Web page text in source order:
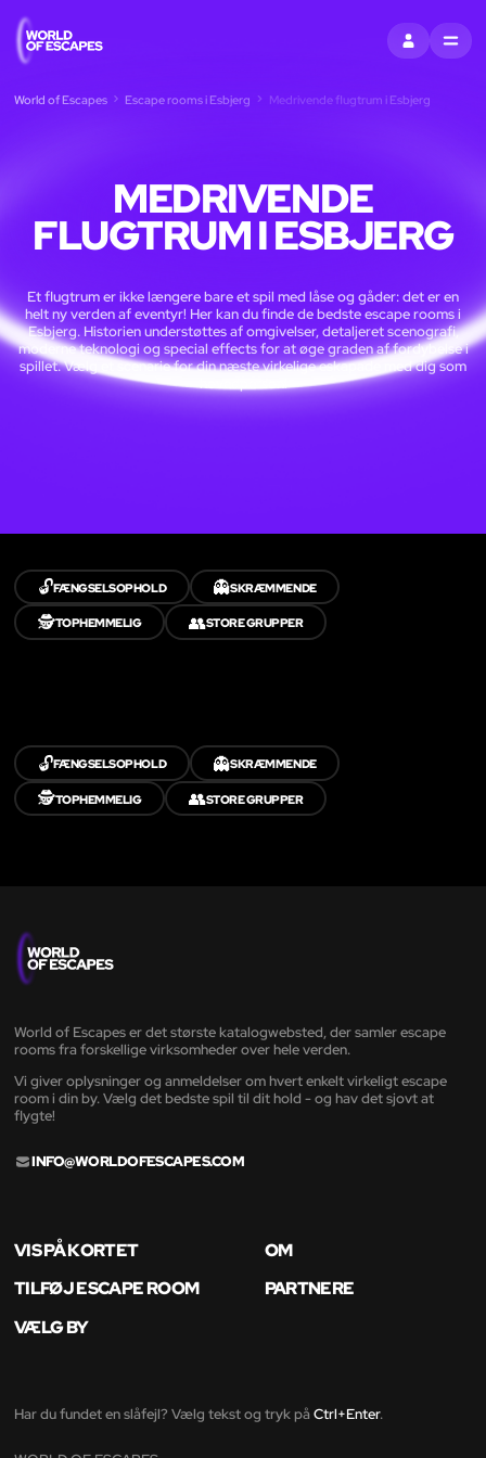
LOG INDMENU
World of Escapes Escape rooms i Esbjerg Medrivende flugtrum i Esbjerg
MEDRIVENDE
FLUGTRUM I ESBJERG
Et flugtrum er ikke længere bare et spil med låse og gåder: det er en
helt ny verden af eventyr! Her kan du finde de bedste escape rooms i
Esbjerg. Historien understøttes af omgivelser, detaljeret scenografi,
moderne teknologi og special effects for at øge graden af fordybelse i
spillet. Vælg et scenarie for din næste virkelige eskapade med dig som
hovedperson!
🔓FÆNGSELSOPHOLD 👻SKRÆMMENDE
🕵️TOPHEMMELIG 👥STORE GRUPPER
🔓FÆNGSELSOPHOLD 👻SKRÆMMENDE
🕵️TOPHEMMELIG 👥STORE GRUPPER
World of Escapes er det største katalogwebsted, der samler escape
rooms fra forskellige virksomheder over hele verden.
Vi giver oplysninger og anmeldelser om hvert enkelt virkeligt escape
room i din by. Vælg det bedste spil til dit hold - og hav det sjovt at
flygte!
INFO@WORLDOFESCAPES.COM
VIS PÅ KORTET
OM
TILFØJ ESCAPE ROOM
PARTNERE
VÆLG BY
Har du fundet en slåfejl? Vælg tekst og tryk på Ctrl+Enter.